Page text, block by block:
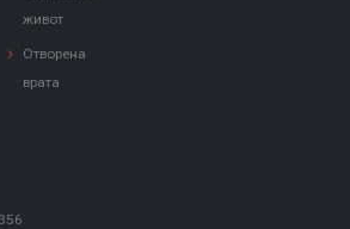
живот
Отворена
врата